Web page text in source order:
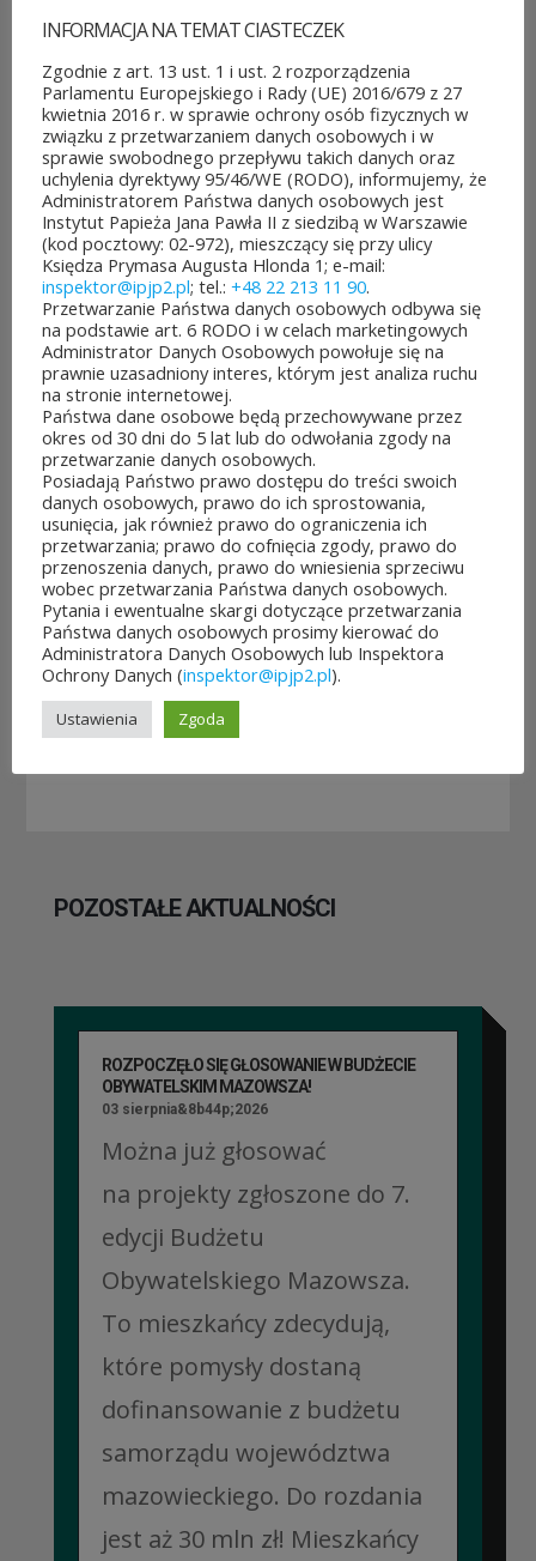
został wykorzystany do projekcji filmu w parafii
Księży Marianów na warszawskich Stegnach
w ramach obchodów 28 rocznicy inauguracji
pontyfikatu Jana Pawła II.
POZOSTAŁE AKTUALNOŚCI
Rozpoczęło
się
głosowanie
w Budżeci...
3
sierpnia&8b44p;2026
Jubileuszowe
XXV
Mistrzostwa
Polski Duch...
10
lipca&7b19p;2026
POZOSTAŁE AKTUALNOŚCI
ROZPOCZĘŁO SIĘ GŁOSOWANIE W BUDŻECIE
OBYWATELSKIM MAZOWSZA!
03 sierpnia&8b44p;2026
Można już głosować
na projekty zgłoszone do 7.
edycji Budżetu
Obywatelskiego Mazowsza.
To mieszkańcy zdecydują,
które pomysły dostaną
dofinansowanie z budżetu
samorządu województwa
mazowieckiego. Do rozdania
jest aż 30 mln zł! Mieszkańcy
INFORMACJA NA TEMAT CIASTECZEK
Zgodnie z art. 13 ust. 1 i ust. 2 rozporządzenia
Parlamentu Europejskiego i Rady (UE) 2016/679 z 27
kwietnia 2016 r. w sprawie ochrony osób fizycznych w
związku z przetwarzaniem danych osobowych i w
sprawie swobodnego przepływu takich danych oraz
uchylenia dyrektywy 95/46/WE (RODO), informujemy, że
Administratorem Państwa danych osobowych jest
Instytut Papieża Jana Pawła II z siedzibą w Warszawie
(kod pocztowy: 02-972), mieszczący się przy ulicy
Księdza Prymasa Augusta Hlonda 1; e-mail:
inspektor@ipjp2.pl; tel.: +48 22 213 11 90.
Przetwarzanie Państwa danych osobowych odbywa się
na podstawie art. 6 RODO i w celach marketingowych
Administrator Danych Osobowych powołuje się na
prawnie uzasadniony interes, którym jest analiza ruchu
na stronie internetowej.
Państwa dane osobowe będą przechowywane przez
okres od 30 dni do 5 lat lub do odwołania zgody na
przetwarzanie danych osobowych.
Posiadają Państwo prawo dostępu do treści swoich
danych osobowych, prawo do ich sprostowania,
usunięcia, jak również prawo do ograniczenia ich
przetwarzania; prawo do cofnięcia zgody, prawo do
przenoszenia danych, prawo do wniesienia sprzeciwu
wobec przetwarzania Państwa danych osobowych.
Pytania i ewentualne skargi dotyczące przetwarzania
Państwa danych osobowych prosimy kierować do
Administratora Danych Osobowych lub Inspektora
Ochrony Danych (inspektor@ipjp2.pl).
Ustawienia Zgoda